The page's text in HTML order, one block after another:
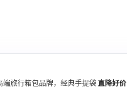
端旅行箱包品牌，经典手提袋 直降好价